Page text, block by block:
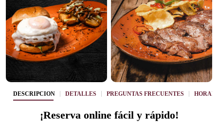
DESCRIPCIÓN DETALLES PREGUNTAS FRECUENTES
¡Reserva online fácil y rápido!